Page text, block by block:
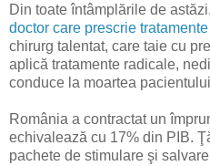
Din toate întâmplările de
doctor care prescrie
chirurg talentat, care taie cu
aplică tratamente radicale,
conduce la moartea
România a contractat un
echivalează cu 17% din PIB.
pachete de stimulare şi